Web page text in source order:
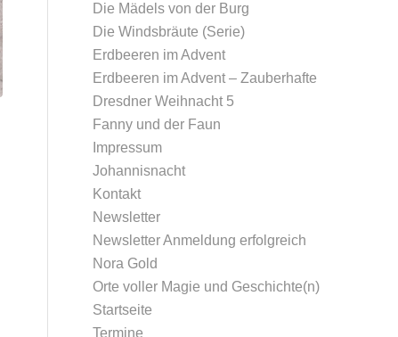
Die Mädels von der Burg
Die Windsbräute (Serie)
Erdbeeren im Advent
Erdbeeren im Advent – Zauberhafte
Dresdner Weihnacht 5
Fanny und der Faun
Impressum
Johannisnacht
Kontakt
Newsletter
Newsletter Anmeldung erfolgreich
Nora Gold
Orte voller Magie und Geschichte(n)
Startseite
Termine